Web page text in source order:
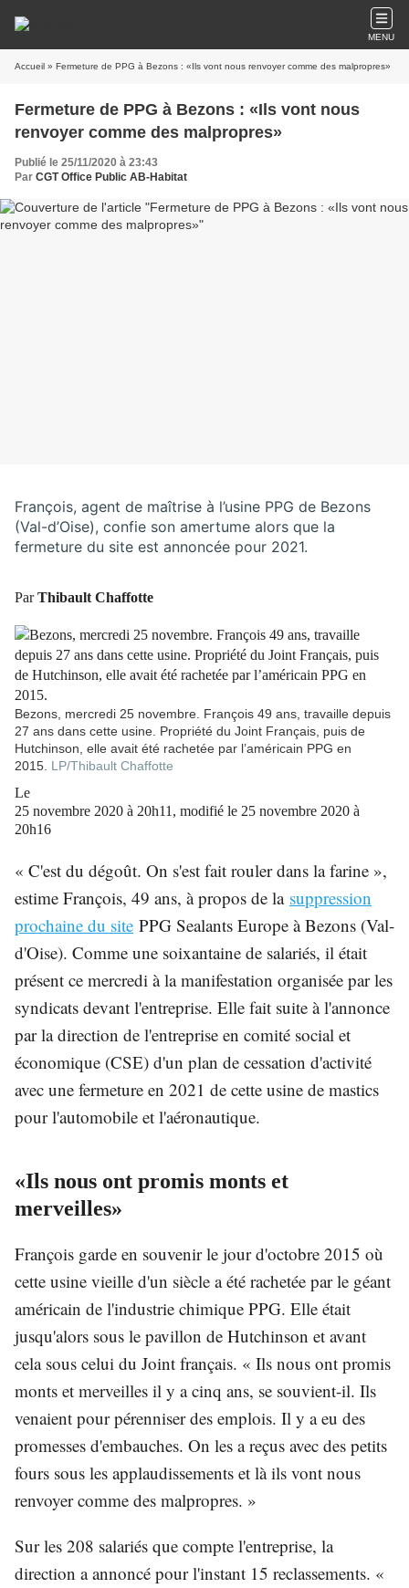
MENU
Accueil » Fermeture de PPG à Bezons : «Ils vont nous renvoyer comme des malpropres»
Fermeture de PPG à Bezons : «Ils vont nous
renvoyer comme des malpropres»
Publié le 25/11/2020 à 23:43
Par CGT Office Public AB-Habitat
François, agent de maîtrise à l’usine PPG de Bezons
(Val-d’Oise), confie son amertume alors que la
fermeture du site est annoncée pour 2021.
Par Thibault Chaffotte
Bezons, mercredi 25 novembre. François 49 ans, travaille depuis
27 ans dans cette usine. Propriété du Joint Français, puis de
Hutchinson, elle avait été rachetée par l’américain PPG en
2015. LP/Thibault Chaffotte
Le
25 novembre 2020 à 20h11, modifié le 25 novembre 2020 à
20h16
« C'est du dégoût. On s'est fait rouler dans la farine »,
estime François, 49 ans, à propos de la suppression
prochaine du site PPG Sealants Europe à Bezons (Val-
d'Oise). Comme une soixantaine de salariés, il était
présent ce mercredi à la manifestation organisée par les
syndicats devant l'entreprise. Elle fait suite à l'annonce
par la direction de l'entreprise en comité social et
économique (CSE) d'un plan de cessation d'activité
avec une fermeture en 2021 de cette usine de mastics
pour l'automobile et l'aéronautique.
«Ils nous ont promis monts et
merveilles»
François garde en souvenir le jour d'octobre 2015 où
cette usine vieille d'un siècle a été rachetée par le géant
américain de l'industrie chimique PPG. Elle était
jusqu'alors sous le pavillon de Hutchinson et avant
cela sous celui du Joint français. « Ils nous ont promis
monts et merveilles il y a cinq ans, se souvient-il. Ils
venaient pour pérenniser des emplois. Il y a eu des
promesses d'embauches. On les a reçus avec des petits
fours sous les applaudissements et là ils vont nous
renvoyer comme des malpropres. »
Sur les 208 salariés que compte l'entreprise, la
direction a annoncé pour l'instant 15 reclassements. «